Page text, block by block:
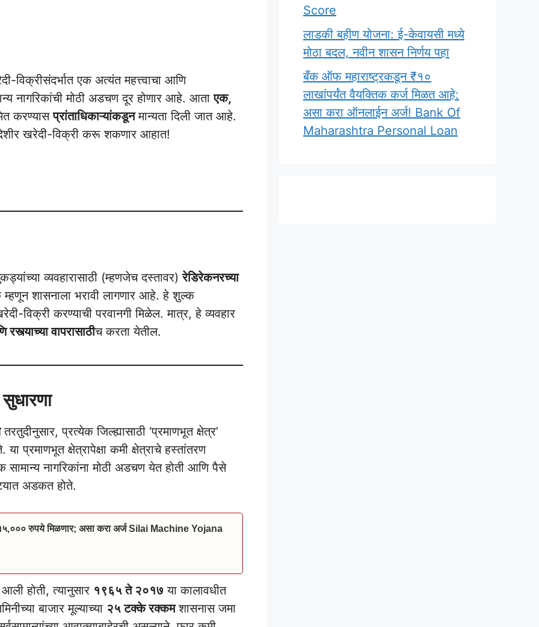
विक्रीसंदर्भात एक अत्यंत महत्त्वाचा आणि
नागरिकांची मोठी अडचण दूर होणार आहे. आताएक,
करण्यासप्रांताधिकाऱ्यांकडूनमान्यता दिली जात आहे.
खरेदी-विक्री करू शकणार आहात!
व्यवहारासाठी (म्हणजेच दस्तावर)रेडिरेकनरच्या
शासनाला भरावी लागणार आहे. हे शुल्क
विक्री करण्याची परवानगी मिळेल. मात्र, हे व्यवहार
वापरासाठीच करता येतील.
तरतुदीनुसार, प्रत्येक जिल्ह्यासाठी ‘प्रमाणभूत क्षेत्र’
क्षेत्रापेक्षा कमी क्षेत्राचे हस्तांतरण
सामान्य नागरिकांना मोठी अडचण येत होती आणि पैसे
अडकत होते.
१५,००० रुपये मिळणार; असा करा अर्ज Silai Machine Yojana
होती, त्यानुसार १९६५ ते २०१७ या कालावधीत
बाजार मूल्याच्या २५ टक्के रक्कमशासनास जमा
Score
लाडकी बहीण योजना: ई-केवायसी मध्ये
मोठा बदल, नवीन शासन निर्णय पहा
बँक ऑफ महाराष्ट्रकडून ₹१०
लाखांपर्यंत वैयक्तिक कर्ज मिळत आहे:
असा करा ऑनलाईन अर्ज! Bank Of
Maharashtra Personal Loan